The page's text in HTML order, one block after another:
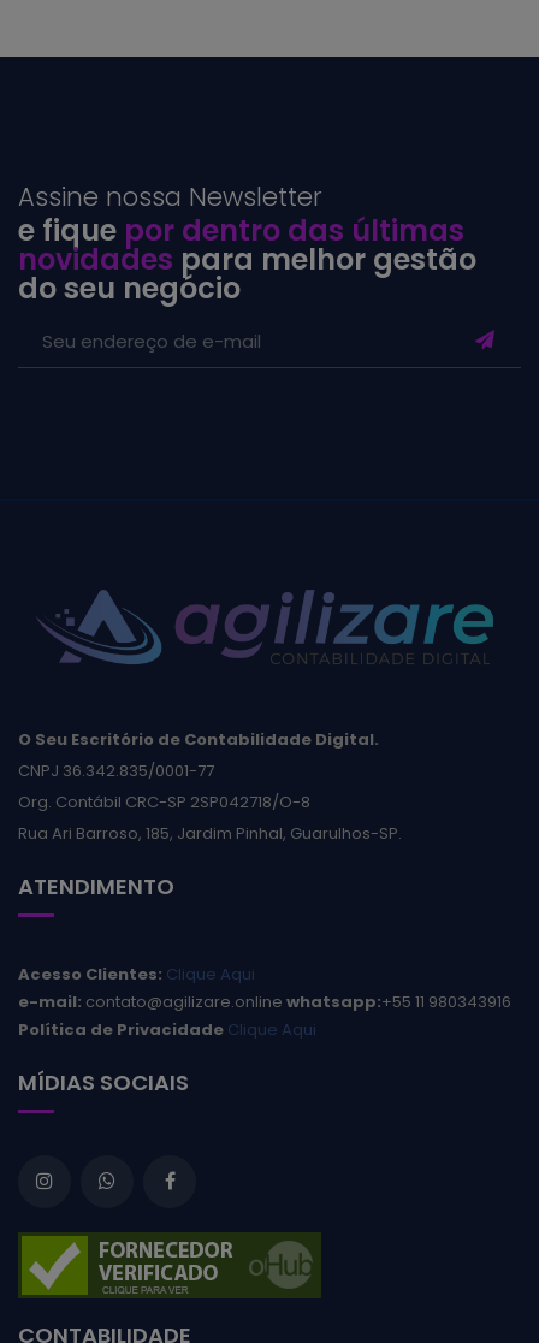
Assine nossa Newsletter
e fique por dentro das últimas
novidades para melhor gestão
do seu negócio
O Seu Escritório de Contabilidade Digital.
CNPJ 36.342.835/0001-77
Org. Contábil CRC-SP 2SP042718/O-8
Rua Ari Barroso, 185, Jardim Pinhal, Guarulhos-SP.
ATENDIMENTO
Acesso Clientes: Clique Aqui
e-mail: contato@agilizare.online whatsapp:+55 11 980343916
Política de Privacidade Clique Aqui
MÍDIAS SOCIAIS
CONTABILIDADE